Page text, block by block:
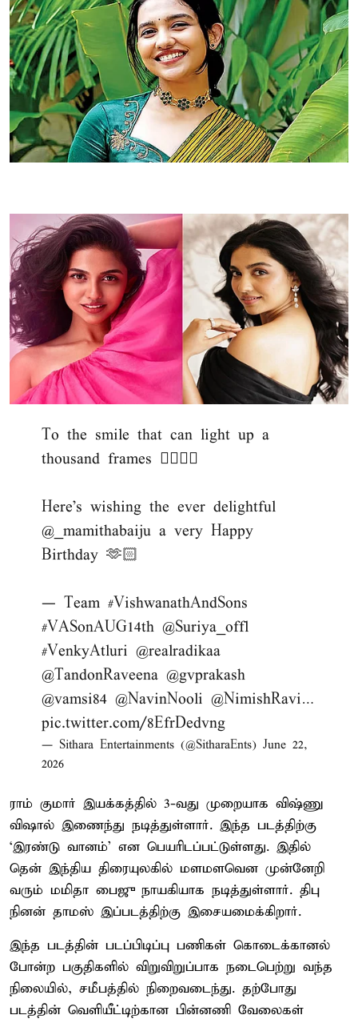
To the smile that can light up a
thousand frames ❤️‍🔥❤️‍🔥
Here's wishing the ever delightful
@_mamithabaiju a very Happy
Birthday 🫶🏻
— Team #VishwanathAndSons
#VASonAUG14th @Suriya_offl
#VenkyAtluri @realradikaa
@TandonRaveena @gvprakash
@vamsi84 @NavinNooli @NimishRavi…
pic.twitter.com/8EfrDedvng
— Sithara Entertainments (@SitharaEnts) June 22,
2026
ராம் குமார் இயக்கத்தில் 3-வது முறையாக விஷ்ணு
விஷால் இணைந்து நடித்துள்ளார். இந்த படத்திற்கு
‘இரண்டு வானம்’ என பெயரிடப்பட்டுள்ளது. இதில்
தென் இந்திய திரையுலகில் மளமளவென முன்னேறி
வரும் மமிதா பைஜு நாயகியாக நடித்துள்ளார். திபு
நினன் தாமஸ் இப்படத்திற்கு இசையமைக்கிறார்.
இந்த படத்தின் படப்பிடிப்பு பணிகள் கொடைக்கானல்
போன்ற பகுதிகளில் விறுவிறுப்பாக நடைபெற்று வந்த
நிலையில், சமீபத்தில் நிறைவடைந்து. தற்போது
படத்தின் வெளியீட்டிற்கான பின்னணி வேலைகள்